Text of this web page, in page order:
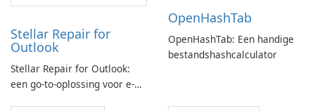
Stellar Repair for
Outlook
Stellar Repair for Outlook:
een go-to-oplossing voor e-
OpenHashTab
OpenHashTab: Een handige
bestandshashcalculator